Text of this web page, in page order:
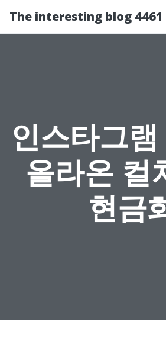
The interesting blog 4461
인스타그
올라온 컬
현금